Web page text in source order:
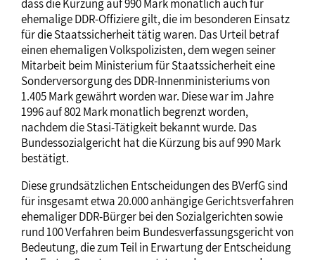
dass die Kürzung auf 990 Mark monatlich auch für
ehemalige DDR-Offiziere gilt, die im besonderen Einsatz
für die Staatssicherheit tätig waren. Das Urteil betraf
einen ehemaligen Volkspolizisten, dem wegen seiner
Mitarbeit beim Ministerium für Staatssicherheit eine
Sonderversorgung des DDR-Innenministeriums von
1.405 Mark gewährt worden war. Diese war im Jahre
1996 auf 802 Mark monatlich begrenzt worden,
nachdem die Stasi-Tätigkeit bekannt wurde. Das
Bundessozialgericht hat die Kürzung bis auf 990 Mark
bestätigt.
Diese grundsätzlichen Entscheidungen des BVerfG sind
für insgesamt etwa 20.000 anhängige Gerichtsverfahren
ehemaliger DDR-Bürger bei den Sozialgerichten sowie
rund 100 Verfahren beim Bundesverfassungsgericht von
Bedeutung, die zum Teil in Erwartung der Entscheidung